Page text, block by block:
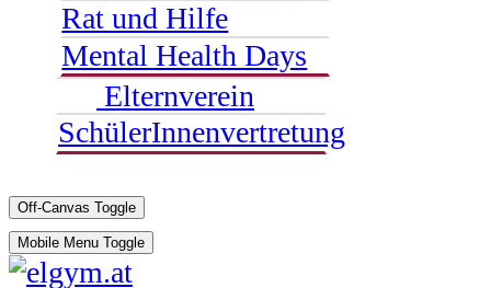
Rat und Hilfe
Mental Health Days
Elternverein
SchülerInnenvertretung
Off-Canvas Toggle
Mobile Menu Toggle